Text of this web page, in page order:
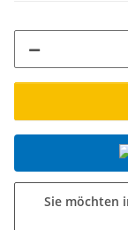
Sie möchten